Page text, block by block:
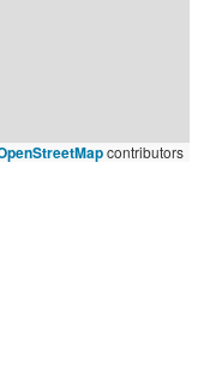
contributors